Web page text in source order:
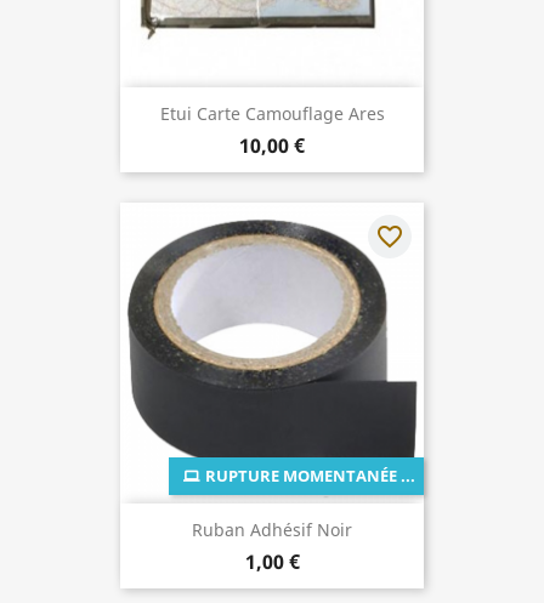
Etui Carte Camouflage Ares
10,00 €
Ruban Adhésif Noir
1,00 €
RUPTURE MOMENTANÉE ...
favorite_border